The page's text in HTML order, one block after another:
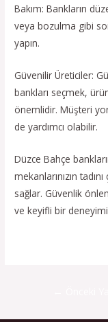
Bakım: Bankların
veya bozulma gibi
yapın.
Güvenilir Üreticiler:
bankları seçmek,
önemlidir. Müşteri
de yardımcı olabilir.
Düzce Bahçe
mekanlarınızın
sağlar. Güvenlik
ve keyifli bir